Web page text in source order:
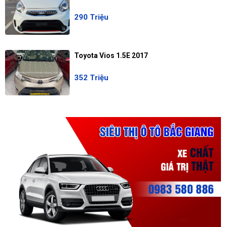
290 Triệu
Toyota Vios 1.5E 2017
352 Triệu